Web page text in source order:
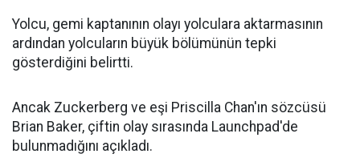
Yolcu, gemi kaptanının olayı yolculara aktarmasının
ardından yolcuların büyük bölümünün tepki
gösterdiğini belirtti.
Ancak Zuckerberg ve eşi Priscilla Chan'ın sözcüsü
Brian Baker, çiftin olay sırasında Launchpad'de
bulunmadığını açıkladı.